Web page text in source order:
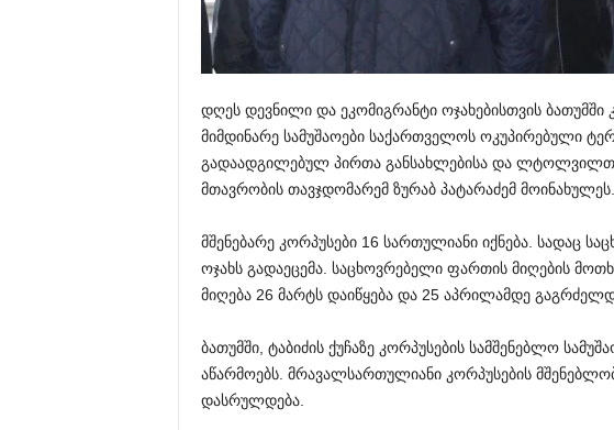
დღეს დევნილი და ეკომიგრანტი ოჯახებისთვის ბათუმში
მიმდინარე სამუშაოები საქართველოს ოკუპირებული
გადაადგილებულ პირთა განსახლებისა და ლტოლვილთა
მთავრობის თავჯდომარემ ზურაბ პატარაძემ მოინახულეს.
მშენებარე კორპუსები 16 სართულიანი იქნება. სადაც
ოჯახს გადაეცემა. საცხოვრებელი ფართის მიღების
მიღება 26 მარტს დაიწყება და 25 აპრილამდე
ბათუმში, ტაბიძის ქუჩაზე კორპუსების სამშენებლო
აწარმოებს. მრავალსართულიანი კორპუსების
დასრულდება.